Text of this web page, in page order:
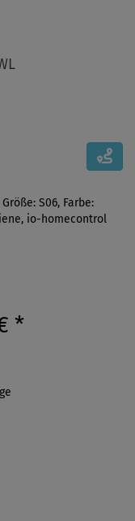
S06, Farbe:
io-homecontrol
*